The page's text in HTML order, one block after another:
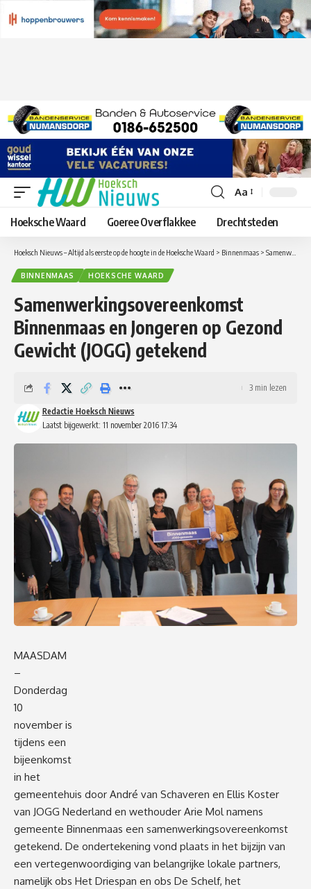
Lettergrootte
aanpassen
Aa
Hoeksche Waard Goeree Overflakkee Drechtsteden
Hoeksch Nieuws – Altijd als eerste op de hoogte in de Hoeksche Waard > Binnenmaas > Samenwerkingsovereenkomst Binnenmaas en Jongeren op Gezond Gewicht (JOGG) getekend
BINNENMAAS HOEKSCHE WAARD
Samenwerkingsovereenkomst
Binnenmaas en Jongeren op Gezond
Gewicht (JOGG) getekend
Laatst bijgewerkt: 11 november 2016 17:34
Redactie Hoeksch Nieuws
3 min lezen
MAASDAM
–
Donderdag
10
november is
tijdens een
bijeenkomst
in het
gemeentehuis door André van Schaveren en Ellis Koster
van JOGG Nederland en wethouder Arie Mol namens
gemeente Binnenmaas een samenwerkingsovereenkomst
getekend. De ondertekening vond plaats in het bijzijn van
een vertegenwoordiging van belangrijke lokale partners,
namelijk obs Het Driespan en obs De Schelf, het